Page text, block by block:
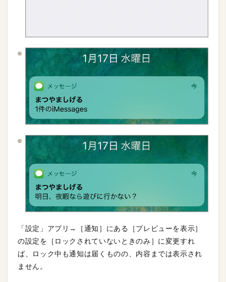
「設定」アプリ→［通知］にある［プレビューを表示］
の設定を［ロックされていないときのみ］に変更すれ
ば、ロック中も通知は届くものの、内容までは表示され
ません。